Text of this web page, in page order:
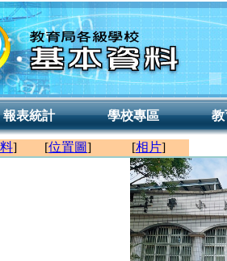
報表統計 學校專區 教
] [位置圖] [相片]